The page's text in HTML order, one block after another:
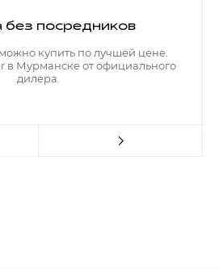
без посредников
купить по лучшей цене.
в Мурманске от официального
дилера.